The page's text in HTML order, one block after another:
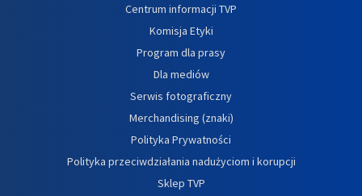
Centrum informacji TVP
Komisja Etyki
Program dla prasy
Dla mediów
Serwis fotograficzny
Merchandising (znaki)
Polityka Prywatności
Polityka przeciwdziałania nadużyciom i korupcji
Sklep TVP